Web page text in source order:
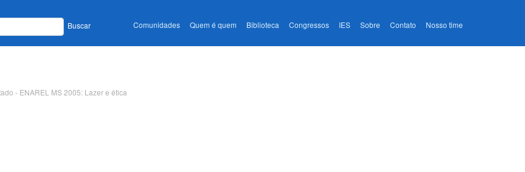
Buscar Comunidades Quem é quem Biblioteca Congressos IES Sobre Contato Nosso time
- ENAREL MS 2005: Lazer e ética